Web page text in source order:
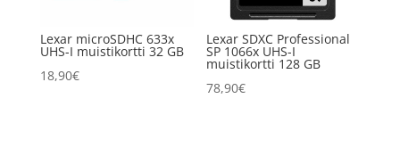
Lexar microSDHC 633x
UHS-I muistikortti 32 GB
18,90€
Lexar SDXC Professional
SP 1066x UHS-I
muistikortti 128 GB
78,90€